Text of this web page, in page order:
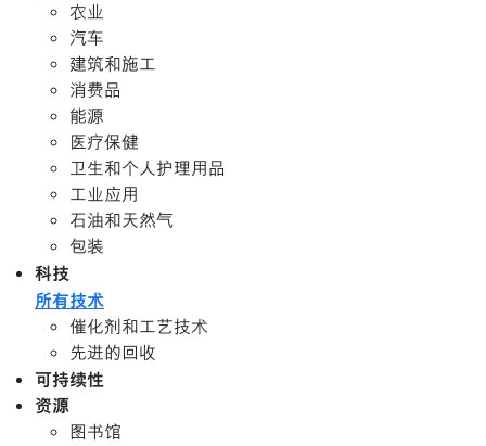
农业
汽车
建筑和施工
消费品
能源
医疗保健
卫生和个人护理用品
工业应用
石油和天然气
包装
科技
所有技术
催化剂和工艺技术
先进的回收
可持续性
资源
图书馆